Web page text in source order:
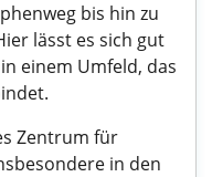
bis hin zu
lässt es sich gut
einem Umfeld, das
Zentrum für
in den